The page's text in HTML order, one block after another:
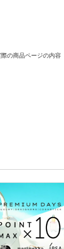
の商品ページの内